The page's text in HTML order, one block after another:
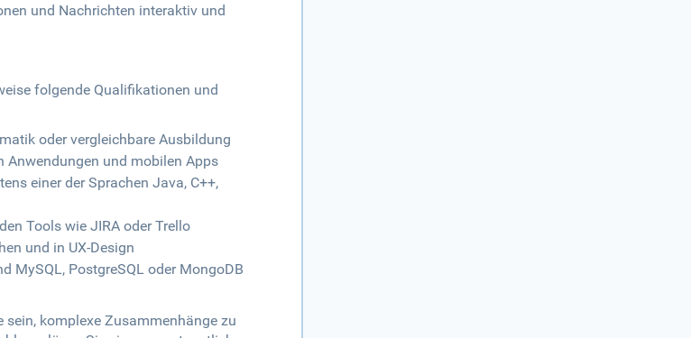
und Nachrichten interaktiv und
folgende Qualifikationen und
oder vergleichbare Ausbildung
Anwendungen und mobilen Apps
einer der Sprachen Java, C++,
Tools wie JIRA oder Trello
und in UX-Design
MySQL, PostgreSQL oder MongoDB
komplexe Zusammenhänge zu